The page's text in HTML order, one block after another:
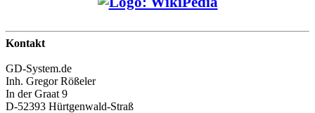
Kontakt
GD-System.de
Inh. Gregor Rößeler
In der Graat 9
D-52393 Hürtgenwald-Straß